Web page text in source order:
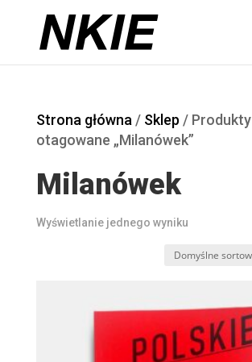
Strona główna / Sklep / Produkty
otagowane „Milanówek”
Milanówek
Wyświetlanie jednego wyniku